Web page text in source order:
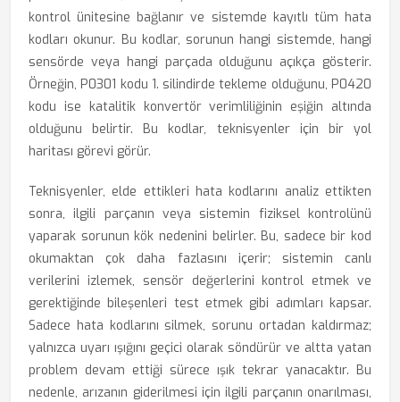
kontrol ünitesine bağlanır ve sistemde kayıtlı tüm hata
kodları okunur. Bu kodlar, sorunun hangi sistemde, hangi
sensörde veya hangi parçada olduğunu açıkça gösterir.
Örneğin, P0301 kodu 1. silindirde tekleme olduğunu, P0420
kodu ise katalitik konvertör verimliliğinin eşiğin altında
olduğunu belirtir. Bu kodlar, teknisyenler için bir yol
haritası görevi görür.
Teknisyenler, elde ettikleri hata kodlarını analiz ettikten
sonra, ilgili parçanın veya sistemin fiziksel kontrolünü
yaparak sorunun kök nedenini belirler. Bu, sadece bir kod
okumaktan çok daha fazlasını içerir; sistemin canlı
verilerini izlemek, sensör değerlerini kontrol etmek ve
gerektiğinde bileşenleri test etmek gibi adımları kapsar.
Sadece hata kodlarını silmek, sorunu ortadan kaldırmaz;
yalnızca uyarı ışığını geçici olarak söndürür ve altta yatan
problem devam ettiği sürece ışık tekrar yanacaktır. Bu
nedenle, arızanın giderilmesi için ilgili parçanın onarılması,